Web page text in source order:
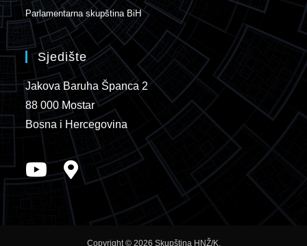
Parlamentarna skupština BiH
Sjedište
Jakova Baruha Španca 2
88 000 Mostar
Bosna i Hercegovina
Copyright © 2026 Skupština HNŽ/K.